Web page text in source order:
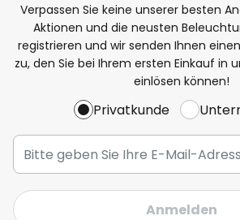
Verpassen Sie keine unserer besten
Aktionen und die neusten
registrieren und wir senden Ihnen einen
zu, den Sie bei Ihrem ersten Einkauf in
einlösen können!
Privatkunde
Anmelden